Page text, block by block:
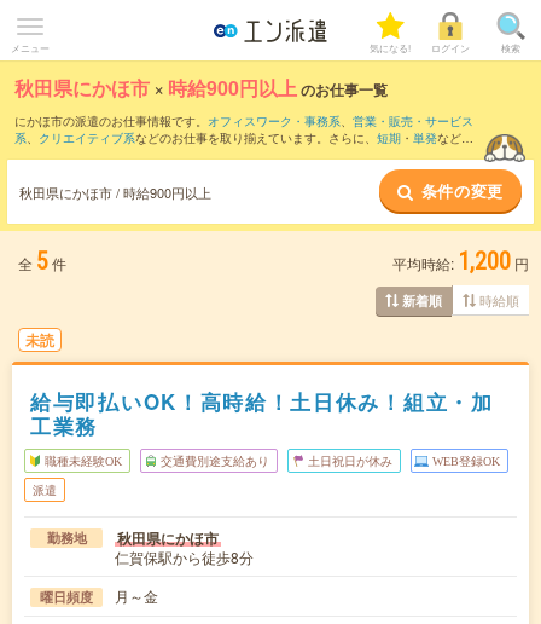
メニュー 気になる! ログイン 検索
秋田県にかほ市 × 時給900円以上のお仕事一覧
にかほ市の派遣のお仕事情報です。 オフィスワーク・事務系、 営業・販売・サービス
系、 クリエイティブ系などのお仕事を取り揃えています。さらに、 短期 ・ 単発などの
時給1050円以上・ 1800円以上の求人はこちら
当サイトでは法令を遵守し、最低賃金以上の求人のみを掲載しています。
秋田県にかほ市 / 時給900円以上 条件の変更
全 5件 平均時給: 1,200 円
新着順 時給順
未読
給与即払いOK！高時給！土日休み！組立・加
工業務
職種未経験OK 交通費別途支給あり 土日祝日が休み WEB登録OK
派遣
勤務地 秋田県にかほ市
仁賀保駅から徒歩8分
曜日頻度 月～金